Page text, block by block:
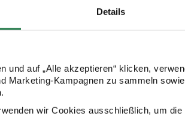
Details
und auf „Alle akzeptieren“ klicken,
Marketing-Kampagnen zu sammeln
wir Cookies ausschließlich, um